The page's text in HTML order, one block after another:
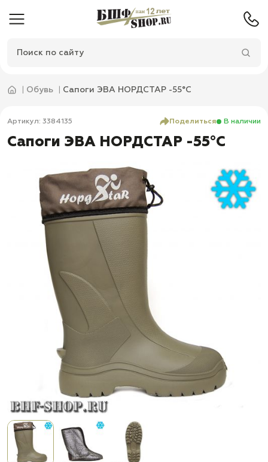
Обувь Сапоги ЭВА НОРДСТАР -55°C
Артикул: 3384135 Поделиться В наличии
Сапоги ЭВА НОРДСТАР -55°C